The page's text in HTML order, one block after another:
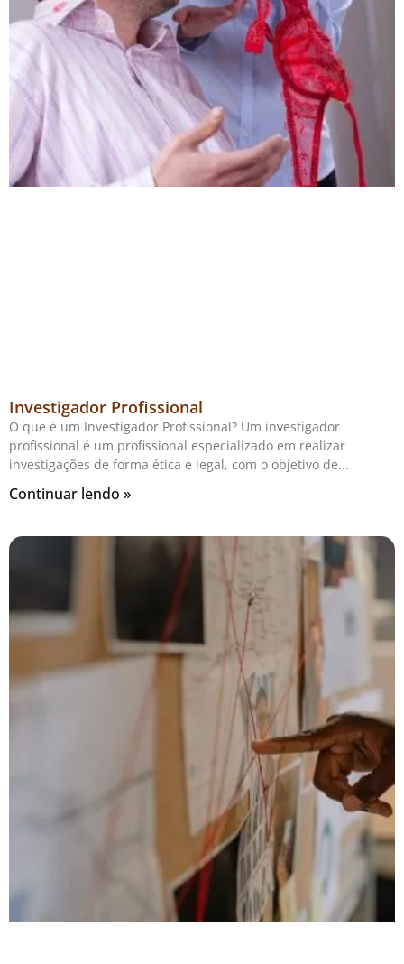
Investigador Profissional
O que é um Investigador Profissional? Um investigador
profissional é um profissional especializado em realizar
investigações de forma ética e legal, com o objetivo de
Continuar lendo »